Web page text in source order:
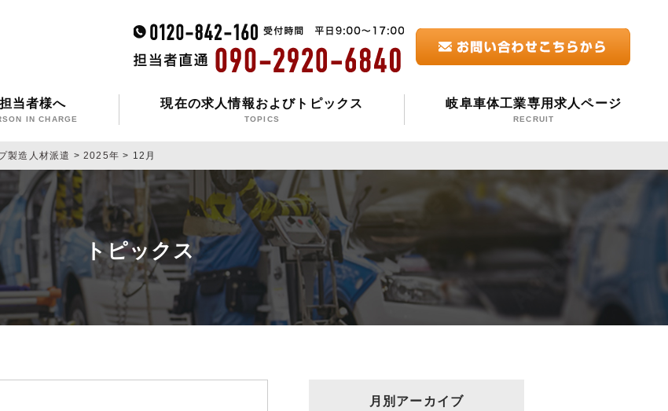
当者様へ
IN CHARGE
現在の求人情報およびトピックス
TOPICS
岐阜車体工業専用求人ページ
RECRUIT
製造人材派遣 >2025年 > 12月
トピックス
月別アーカイブ